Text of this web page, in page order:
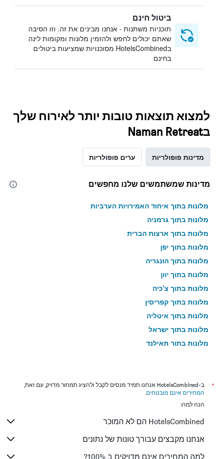
ביטול חינם
תוכניות משתנות - אנחנו מבינים את זה. וזו הסיבה
שאתם יכולים לחפש ולהזמין מלונות ומקומות לינה
בHotelsCombined מסוכנויות שמציעות ביטולים
בחינם
למצוא תוצאות טובות יותר לאירוח שלך
בNaman Retreat
מדינות פופולריות ערים פופולריות
מדינות שמשתמשים שלנו מחפשים
מלונות בתוך איחוד האמירויות הערביות
מלונות בתוך גרמניה
מלונות בתוך ארצות הברית
מלונות בתוך יפן
מלונות בתוך הונגריה
מלונות בתוך יוון
מלונות בתוך צ'כיה
מלונות בתוך קפריסין
מלונות בתוך איטליה
מלונות בתוך ישראל
מלונות בתוך תאילנד
*
ב-HotelsCombined אנחנו תמיד מנסים לקבל ולהציג תמחור מדויק, עם זאת,
המחירים אינם מובטחים.
הנה למה:
HotelsCombined הם לא המוכר
אנחנו מקבצים עבורך טונות של נתונים
למה המחירים אינם מדויקים ב 100%?